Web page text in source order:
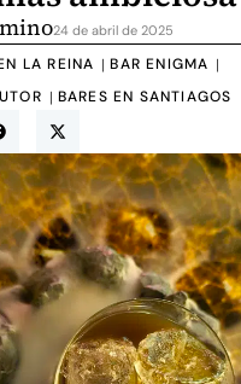
24 de abril de 2025
LA REINA | BAR ENIGMA |
| BARES EN SANTIAGOS